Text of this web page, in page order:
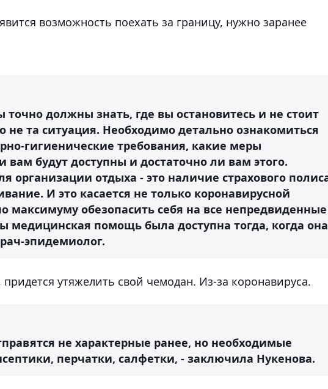
возможность поехать за границу, нужно заранее
должны знать, где вы остановитесь и не стоит
не та ситуация. Необходимо детально ознакомиться
гигиенические требования, какие меры
будут доступны и достаточно ли вам этого.
организации отдыха - это наличие страхового
И это касается не только коронавирусной
обезопасить себя на все непредвиденные
медицинская помощь была доступна тогда, когда она
эпидемиолог.
утяжелить свой чемодан. Из-за коронавируса.
не характерные ранее, но необходимые
перчатки, салфетки, - заключила Нукенова.